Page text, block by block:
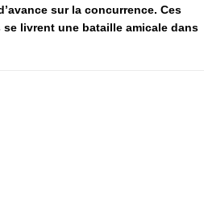
sur la concurrence. Ces
livrent une bataille amicale dans